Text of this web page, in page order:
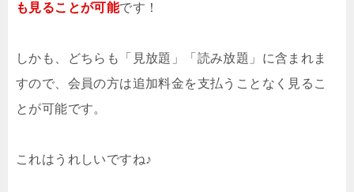
も見ることが可能です！
しかも、どちらも「見放題」「読み放題」に含まれま
すので、会員の方は追加料金を支払うことなく見るこ
とが可能です。
これはうれしいですね♪